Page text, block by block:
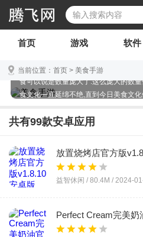
首页 游戏 软件
当前位置： 首页 > 美食手游
民以食为天,这是非常古老也是非常有
的大国,并且有着极为深厚的美食文化,所
食可以说是数量庞大了.这么庞大的数
食文化一直延绵不绝,直到今日美食文
得以诞生,才被赋予了灵魂.一起来享受美
共有99款安卓应用
放置烧烤店官方版
益智休闲 / 80.4M / 2024-
Perfect Cream完美
版